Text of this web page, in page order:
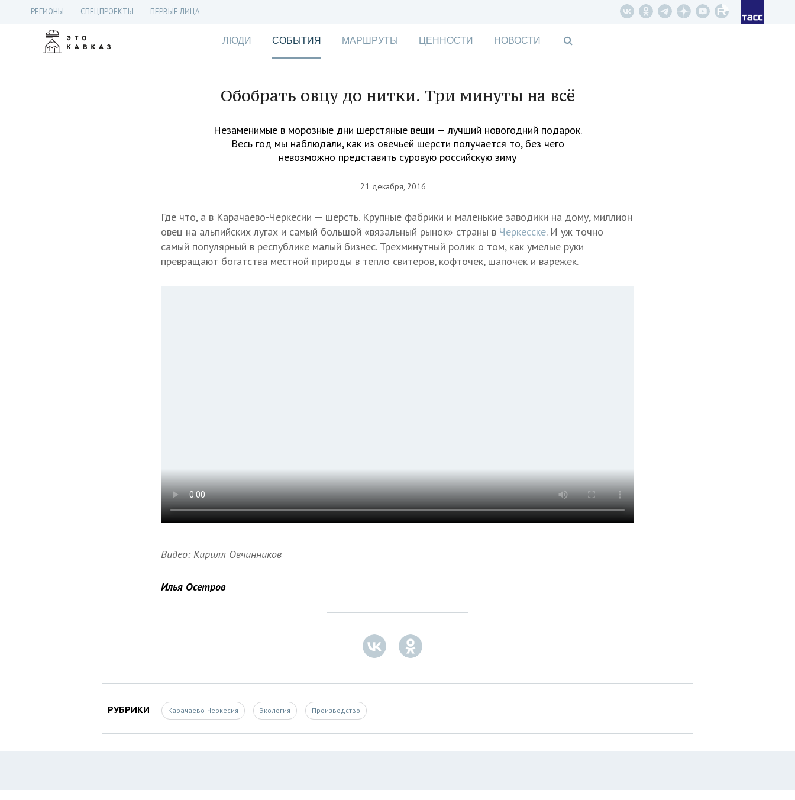
РЕГИОНЫ СПЕЦПРОЕКТЫ ПЕРВЫЕ ЛИЦА
ЛЮДИ СОБЫТИЯ МАРШРУТЫ ЦЕННОСТИ НОВОСТИ
Обобрать овцу до нитки. Три минуты на всё
Незаменимые в морозные дни шерстяные вещи — лучший новогодний подарок.
Весь год мы наблюдали, как из овечьей шерсти получается то, без чего
невозможно представить суровую российскую зиму
21 декабря, 2016
Где что, а в Карачаево-Черкесии — шерсть. Крупные фабрики и маленькие заводики на дому, миллион
овец на альпийских лугах и самый большой «вязальный рынок» страны в Черкесске. И уж точно
самый популярный в республике малый бизнес. Трехминутный ролик о том, как умелые руки
превращают богатства местной природы в тепло свитеров, кофточек, шапочек и варежек.
Видео: Кирилл Овчинников
Илья Осетров
РУБРИКИ Карачаево-Черкесия Экология Производство